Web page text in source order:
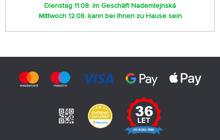
Dienstag 11.08. im Geschäft Nademlejnská
Mittwoch 12.08. kann bei Ihnen zu Hause sein